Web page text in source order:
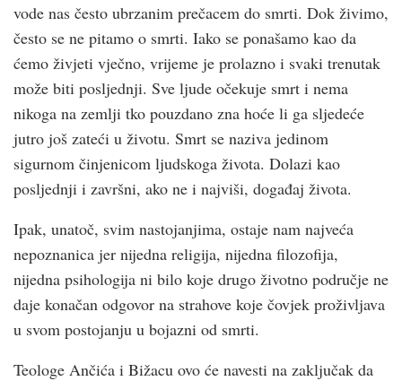
vode nas često ubrzanim prečacem do smrti. Dok živimo,
često se ne pitamo o smrti. Iako se ponašamo kao da
ćemo živjeti vječno, vrijeme je prolazno i svaki trenutak
može biti posljednji. Sve ljude očekuje smrt i nema
nikoga na zemlji tko pouzdano zna hoće li ga sljedeće
jutro još zateći u životu. Smrt se naziva jedinom
sigurnom činjenicom ljudskoga života. Dolazi kao
posljednji i završni, ako ne i najviši, događaj života.
Ipak, unatoč, svim nastojanjima, ostaje nam najveća
nepoznanica jer nijedna religija, nijedna filozofija,
nijedna psihologija ni bilo koje drugo životno područje ne
daje konačan odgovor na strahove koje čovjek proživljava
u svom postojanju u bojazni od smrti.
Teologe Ančića i Bižacu ovo će navesti na zaključak da